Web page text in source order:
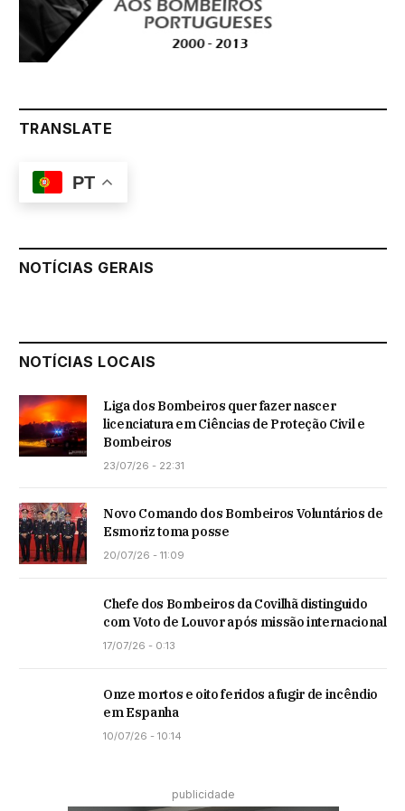
TRANSLATE
PT
NOTÍCIAS GERAIS
NOTÍCIAS LOCAIS
Liga dos Bombeiros quer fazer nascer
licenciatura em Ciências de Proteção Civil e
Bombeiros
23/07/26 - 22:31
Novo Comando dos Bombeiros Voluntários de
Esmoriz toma posse
20/07/26 - 11:09
Chefe dos Bombeiros da Covilhã distinguido
com Voto de Louvor após missão internacional
17/07/26 - 0:13
Onze mortos e oito feridos a fugir de incêndio
em Espanha
10/07/26 - 10:14
publicidade